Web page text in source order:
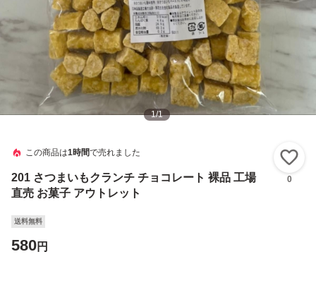
1/1
この商品は1時間で売れました
201 さつまいもクランチ チョコレート 裸品 工場
直売 お菓子 アウトレット
0
送料無料
580円